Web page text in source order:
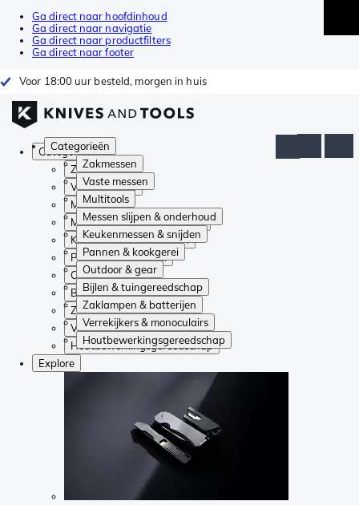
Ga direct naar hoofdinhoud
Ga direct naar navigatie
Ga direct naar productfilters
Ga direct naar footer
Voor 18:00 uur besteld, morgen in huis
Categorieën
Zakmessen
Vaste messen
Multitools
Messen slijpen & onderhoud
Keukenmessen & snijden
Pannen & kookgerei
Outdoor & gear
Bijlen & tuingereedschap
Zaklampen & batterijen
Verrekijkers & monoculairs
Houtbewerkingsgereedschap
Categorieën
Zakmessen
Vaste messen
Multitools
Messen slijpen & onderhoud
Keukenmessen & snijden
Pannen & kookgerei
Outdoor & gear
Bijlen & tuingereedschap
Zaklampen & batterijen
Verrekijkers & monoculairs
Houtbewerkingsgereedschap
Explore